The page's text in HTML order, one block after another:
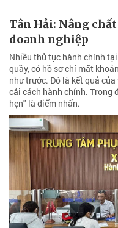
Tân Hải: Nâng
doanh nghiệp
Nhiều thủ tục hành chính
quầy, có hồ sơ chỉ mất
như trước. Đó là kết quả
cải cách hành chính. Trong
hẹn" là điểm nhấn.